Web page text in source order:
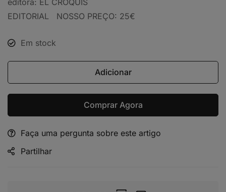
EDITORIAL NOSSO PREÇO: 25€
Em stock
Adicionar
Comprar Agora
Alternative:
Faça uma pergunta sobre este artigo
Partilhar